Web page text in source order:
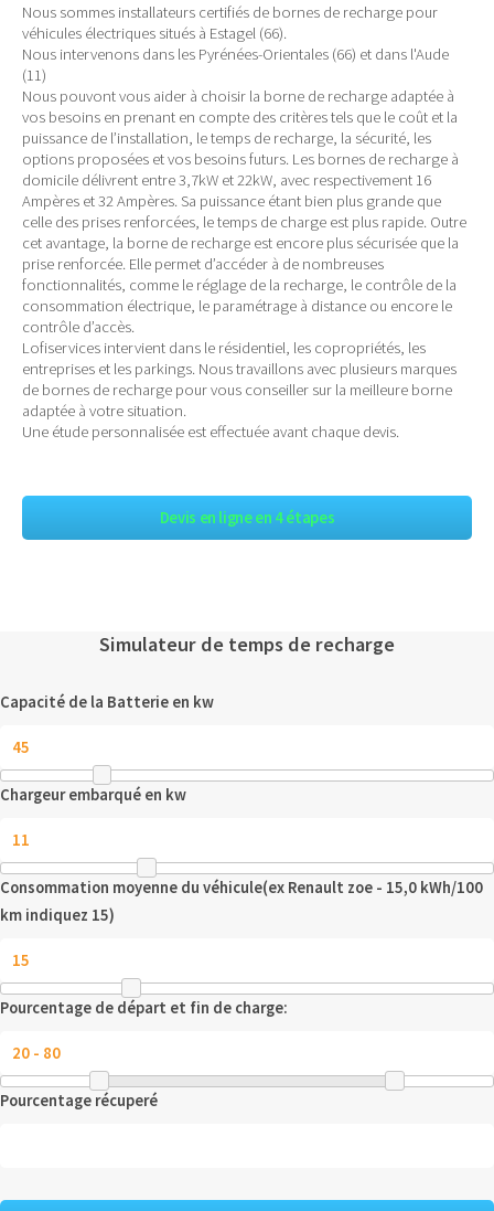
Nous sommes installateurs certifiés de bornes de recharge pour
véhicules électriques situés à Estagel (66).
Nous intervenons dans les Pyrénées-Orientales (66) et dans l'Aude
(11)
Nous pouvont vous aider à choisir la borne de recharge adaptée à
vos besoins en prenant en compte des critères tels que le coût et la
puissance de l’installation, le temps de recharge, la sécurité, les
options proposées et vos besoins futurs. Les bornes de recharge à
domicile délivrent entre 3,7kW et 22kW, avec respectivement 16
Ampères et 32 Ampères. Sa puissance étant bien plus grande que
celle des prises renforcées, le temps de charge est plus rapide. Outre
cet avantage, la borne de recharge est encore plus sécurisée que la
prise renforcée. Elle permet d’accéder à de nombreuses
fonctionnalités, comme le réglage de la recharge, le contrôle de la
consommation électrique, le paramétrage à distance ou encore le
contrôle d’accès.
Lofiservices intervient dans le résidentiel, les copropriétés, les
entreprises et les parkings. Nous travaillons avec plusieurs marques
de bornes de recharge pour vous conseiller sur la meilleure borne
adaptée à votre situation.
Une étude personnalisée est effectuée avant chaque devis.
Devis en ligne en 4 étapes
Simulateur de temps de recharge
Capacité de la Batterie en kw
Chargeur embarqué en kw
Consommation moyenne du véhicule(ex Renault zoe - 15,0 kWh/100
km indiquez 15)
Pourcentage de départ et fin de charge:
Pourcentage récuperé